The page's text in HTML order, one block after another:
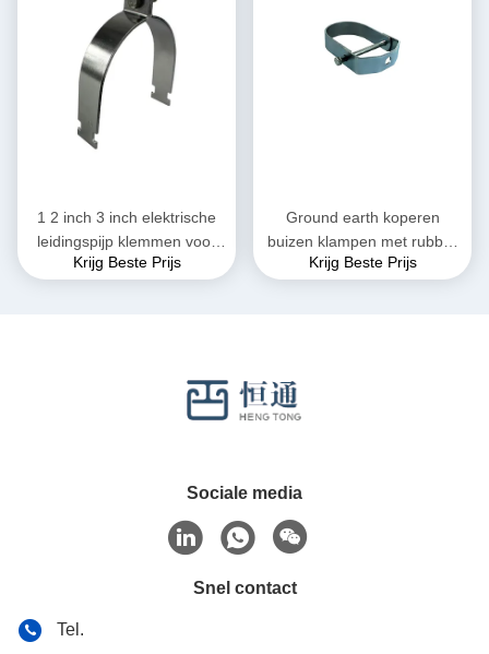
1 2 inch 3 inch elektrische
leidingspijp klemmen voor
sanitaire installaties
Krijg Beste Prijs
Ground earth koperen
buizen klampen met rubber
verstelbare clevis hangers
Krijg Beste Prijs
Sociale media
Snel contact
Tel.